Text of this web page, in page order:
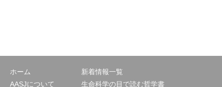
ホーム
AASJについて
新着情報一覧
生命科学の目で読む哲学書